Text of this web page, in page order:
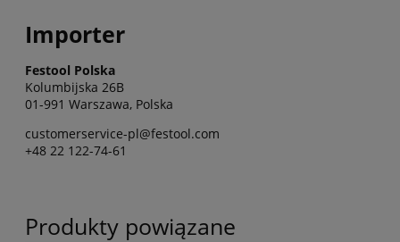
Importer
Festool Polska
Kolumbijska 26B
01-991 Warszawa, Polska
customerservice-pl@festool.com
+48 22 122-74-61
Produkty powiązane